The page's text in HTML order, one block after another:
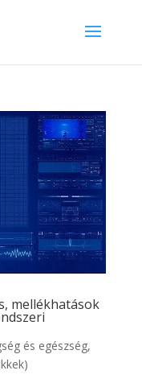
mellékhatások
és egészség,